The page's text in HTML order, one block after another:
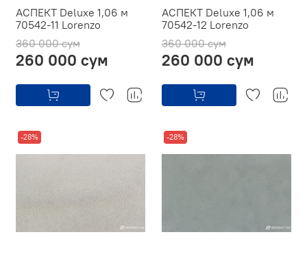
АСПЕКТ Deluxe 1,06 м
70542-11 Lorenzo
360 000 сум
260 000 сум
АСПЕКТ Deluxe 1,06 м
70542-12 Lorenzo
360 000 сум
260 000 сум
-28% -28%